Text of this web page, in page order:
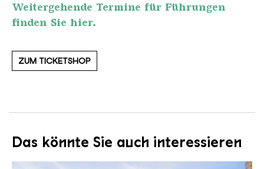
Weitergehende Termine für Führungen
finden Sie hier.
ZUM TICKETSHOP
Das könnte Sie auch interessieren